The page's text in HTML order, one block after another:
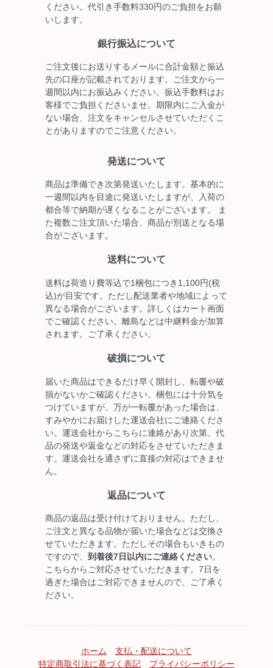
ください。代引き手数料330円のご負担をお願
いします。
銀行振込について
ご注文後にお送りするメールに合計金額と振込
先の口座が記載されております。ご注文から一
週間以内にお振込みください。振込手数料はお
客様でご負担くださいませ。期限内にご入金が
ない場合、注文をキャンセルさせていただくこ
とがありますのでご注意ください。
発送について
商品は準備でき次第発送いたします。基本的に
一週間以内を目途に発送いたしますが、入荷の
都合等で納期が遅くなることがございます。 ま
た複数ご注文頂いた場合、商品が別送となる場
合がございます。
送料について
送料は荷造り費等込で1梱包につき1,100円(税
込)が目安です。ただし配送業者や地域によって
異なる場合がございます。詳しくはカート画面
でご確認ください。離島などは中継料金が加算
されます。ご了承ください。
破損について
届いた商品はできるだけ早く開封し、転覆や破
損がないかご確認ください。梱包には十分気を
つけていますが、万が一転覆があった場合は、
すみやかにお届けした運送会社にご連絡くださ
い。運送会社からこちらに連絡があり次第、代
品の発送や返金などの対応をさせていただきま
す。運送会社を通さずに直接の対応はできませ
ん。
返品について
商品の返品は受け付けておりません。ただし、
ご注文と異なる品物が届いた場合などは交換さ
せていただきます。ただしその場合もいきもの
ですので、 到着後7日以内にご連絡ください。
こちらからご対応させていただきます。7日を
過ぎた場合はご対応できませんので、ご了承く
ださい。
ホーム
支払・配送について
特定商取引法に基づく表記
プライバシーポリシー